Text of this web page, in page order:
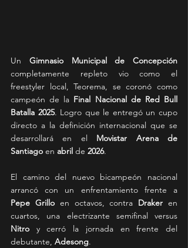
Un Gimnasio Municipal de Concepción
completamente repleto vio como el
freestyler local, Teorema, se coronó como
campeón de la Final Nacional de Red Bull
Batalla 2025. Logro que le entregó un cupo
directo a la definición internacional que se
desarrollará en el Movistar Arena de
Santiago en abril de 2026.
El camino del nuevo bicampeón nacional
Pepe Grillo en octavos, contra Draker en
Nitro y cerró la jornada en frente del
debutante, Adesong.